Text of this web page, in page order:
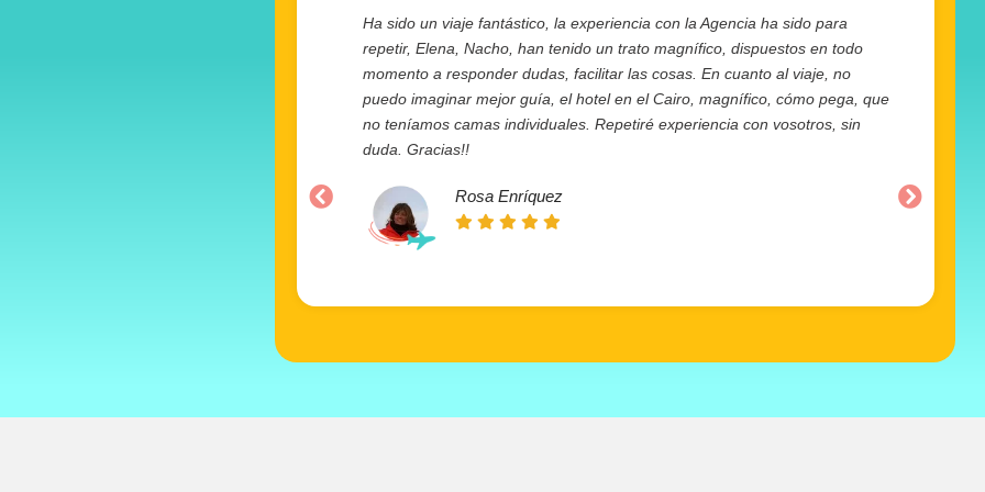
Ha sido un viaje fantástico, la experiencia con la Agencia ha sido para
repetir, Elena, Nacho, han tenido un trato magnífico, dispuestos en todo
momento a responder dudas, facilitar las cosas. En cuanto al viaje, no
puedo imaginar mejor guía, el hotel en el Cairo, magnífico, cómo pega, que
no teníamos camas individuales. Repetiré experiencia con vosotros, sin
duda. Gracias!!
Rosa Enríquez